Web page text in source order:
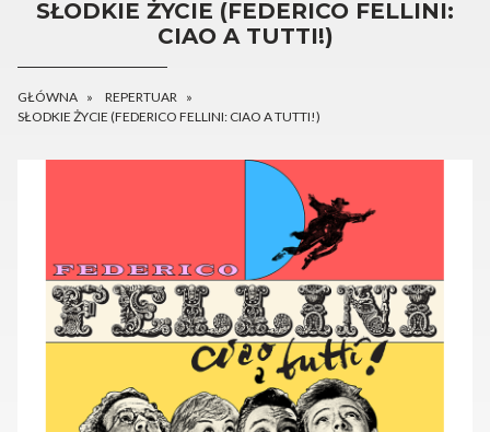
SŁODKIE ŻYCIE (FEDERICO FELLINI:
CIAO A TUTTI!)
GŁÓWNA
REPERTUAR
SŁODKIE ŻYCIE (FEDERICO FELLINI: CIAO A TUTTI!)